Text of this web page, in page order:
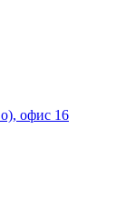
офис 16